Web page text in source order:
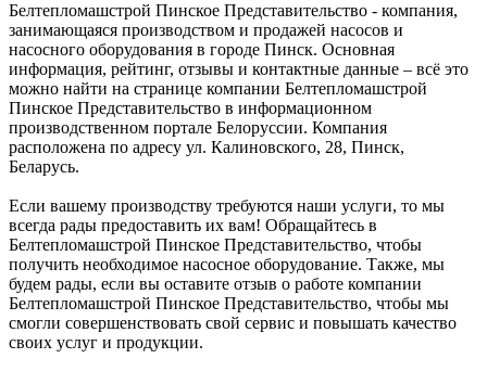
Белтепломашстрой Пинское Представительство - компания,
занимающаяся производством и продажей насосов и
насосного оборудования в городе Пинск. Основная
информация, рейтинг, отзывы и контактные данные – всё это
можно найти на странице компании Белтепломашстрой
Пинское Представительство в информационном
производственном портале Белоруссии. Компания
расположена по адресу ул. Калиновского, 28, Пинск,
Беларусь.
Если вашему производству требуются наши услуги, то мы
всегда рады предоставить их вам! Обращайтесь в
Белтепломашстрой Пинское Представительство, чтобы
получить необходимое насосное оборудование. Также, мы
будем рады, если вы оставите отзыв о работе компании
Белтепломашстрой Пинское Представительство, чтобы мы
смогли совершенствовать свой сервис и повышать качество
своих услуг и продукции.